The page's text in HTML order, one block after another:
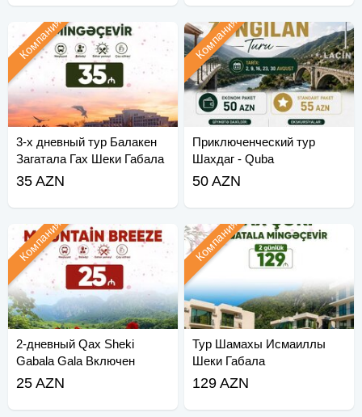
3-х дневный тур Балакен
Загатала Гах Шеки Габала
☺
Компания
35 AZN
Приключенческий тур
Шахдаг - Quba
Компания
50 AZN
2-дневный Qax Sheki
Gabala Gala Включен
новогодний тур
Компания
25 AZN
Тур Шамахы Исмаиллы
Шеки Габала
Компания
129 AZN